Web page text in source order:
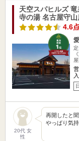
天空スパヒルズ
寺の湯 名古屋守山
4.6
20代 女
性
再開したと
やっぱり気